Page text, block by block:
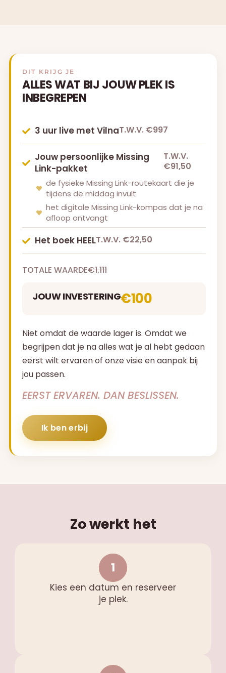
DIT KRIJG JE
ALLES WAT BIJ JOUW PLEK IS
INBEGREPEN
3 uur live met VilnaT.W.V. €997
Jouw persoonlijke Missing
Link-pakket
T.W.V.
€91,50
de fysieke Missing Link-routekaart die je
tijdens de middag invult
het digitale Missing Link-kompas dat je na
afloop ontvangt
Het boek HEELT.W.V. €22,50
TOTALE WAARDE€1.111
JOUW INVESTERING€100
Niet omdat de waarde lager is. Omdat we
begrijpen dat je na alles wat je al hebt gedaan
eerst wilt ervaren of onze visie en aanpak bij
jou passen.
EERST ERVAREN. DAN BESLISSEN.
Ik ben erbij
Zo werkt het
Kies een datum en reserveer
je plek.